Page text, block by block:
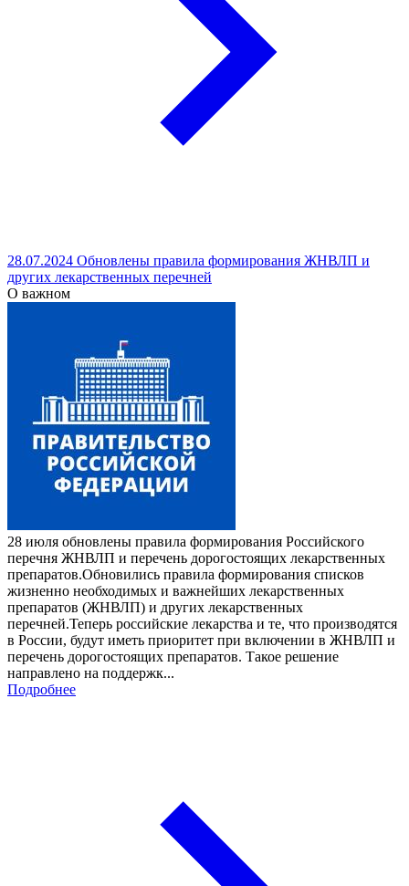
28.07.2024 Обновлены правила формирования ЖНВЛП и
других лекарственных перечней
О важном
28 июля обновлены правила формирования Российского
перечня ЖНВЛП и перечень дорогостоящих лекарственных
препаратов.Обновились правила формирования списков
жизненно необходимых и важнейших лекарственных
препаратов (ЖНВЛП) и других лекарственных
перечней.Теперь российские лекарства и те, что производятся
в России, будут иметь приоритет при включении в ЖНВЛП и
перечень дорогостоящих препаратов. Такое решение
направлено на поддержк...
Подробнее